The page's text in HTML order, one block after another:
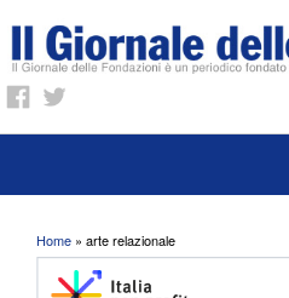
Tu sei qui
Home » arte relazionale